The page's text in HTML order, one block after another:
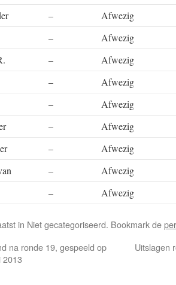
–
Afwezig
–
Afwezig
–
Afwezig
–
Afwezig
–
Afwezig
–
Afwezig
–
Afwezig
–
Afwezig
– Afwezig
in Niet gecategoriseerd. Bookmark de
na ronde 19, gespeeld op
2013
Uitslagen